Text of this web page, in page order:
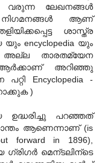
വരുന്ന ലേഖനങ്ങള്‍
ആണ്
ശാസ്ത്ര
encyclopedia യും
താരതമ്യേന
ആര്‍ക്കാണ് അറിഞ്ഞു
Encyclopedia -
)
ഉദ്ധരിച്ചു പറഞ്ഞത്
ആണെന്നാണ് (is
forward in 1896),
ഗ്രിഗര്‍ മെന്ടലിന്ടെ